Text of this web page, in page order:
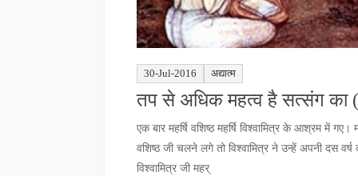
30-Jul-2016 अद्यात्म
तप से अधिक महत्व है सत्संग का
एक बार महर्षि वशिष्ठ महर्षि विश्वामित्र के आश्रम में
वशिष्ठ जी चलने लगे तो विश्वामित्र ने उन्हें अपनी दस
विश्वामित्र जी महर्